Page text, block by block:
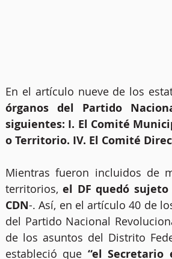
En el artículo nueve de los
órganos del Partido
siguientes: I. El Comité
o Territorio. IV. El Comité
Mientras fueron incluidos de
territorios, el DF quedó sujeto
CDN-. Así, en el artículo 40 de
del Partido Nacional
de los asuntos del Distrito
estableció que “el Secretario